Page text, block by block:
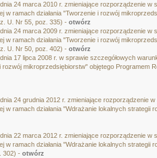
24 marca 2010 r. zmieniające rozporządzenie w
w ramach działania "Tworzenie i rozwój
U. Nr 55, poz. 335) - otwórz
24 marca 2009 r. zmieniające rozporządzenie w
w ramach działania "Tworzenie i rozwój
U. Nr 50, poz. 402) - otwórz
17 lipca 2008 r. w sprawie szczegółowych
mikroprzedsiębiorstw" objętego Programem
24 grudnia 2012 r. zmieniające rozporządzenie
w ramach działania "Wdrażanie lokalnych strategii
22 marca 2012 r. zmieniające rozporządzenie w
w ramach działania "Wdrażanie lokalnych strategii
302) - otwórz